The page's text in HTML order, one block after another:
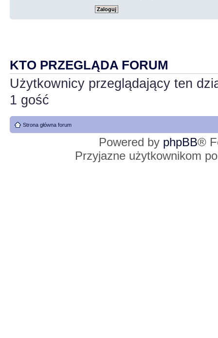
KTO PRZEGLĄDA FORUM
Użytkownicy przeglądający ten
1 gość
Strona główna forum
Powered by phpBB®
Przyjazne użytkownikom